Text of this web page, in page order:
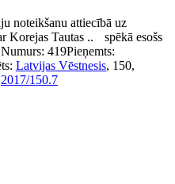
noteikšanu attiecībā uz
Korejas Tautas ..
spēkā esošs
Numurs: 419Pieņemts:
Latvijas Vēstnesis, 150,
2017/150.7